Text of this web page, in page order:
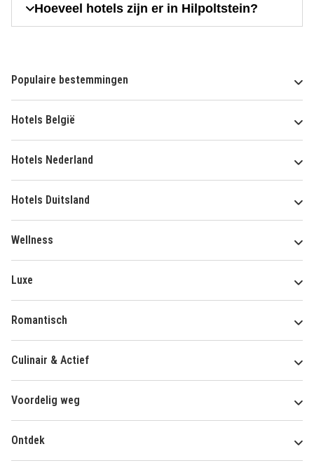
Hoeveel hotels zijn er in Hilpoltstein?
Populaire bestemmingen
Hotels België
Hotels Nederland
Hotels Duitsland
Wellness
Luxe
Romantisch
Culinair & Actief
Voordelig weg
Ontdek